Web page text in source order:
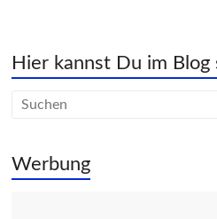
Hier kannst Du im Blog
Werbung